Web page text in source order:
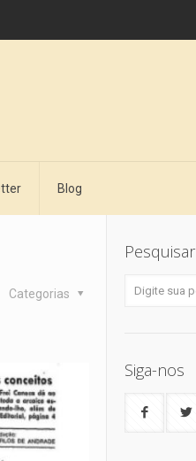
Blog
Categorias
Pesquisar
Siga-nos